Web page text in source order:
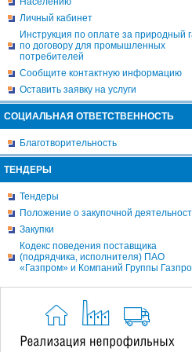
Личный кабинет
Инструкция по оплате за природный
по договору для промышленных
потребителей
Сообщите контактную информацию
Оставить заявку на услуги
СОЦИАЛЬНАЯ ОТВЕТСТВЕННОСТЬ
Благотворительность
ТЕНДЕРЫ
Тендеры
Положение о закупочной
Закупки
Кодекс поведения поставщика
(подрядчика, исполнителя) ПАО
«Газпром» и Компаний Группы